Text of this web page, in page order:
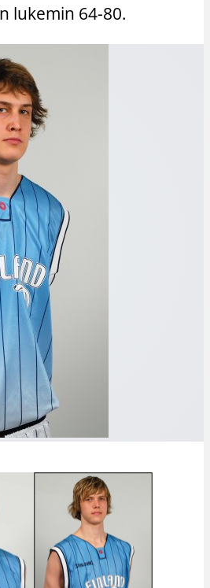
lukemin 64-80.